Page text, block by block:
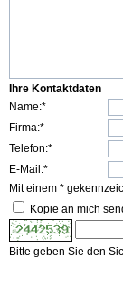
Ihre Kontaktdaten
Name:*
Firma:*
Telefon:*
E-Mail:*
Mit einem *
Kopie an mich
Bitte geben Sie den